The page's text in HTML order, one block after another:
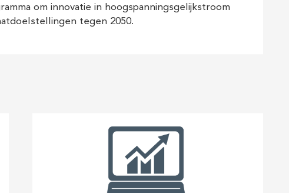
om innovatie in hoogspanningsgelijkstroom
tegen 2050.